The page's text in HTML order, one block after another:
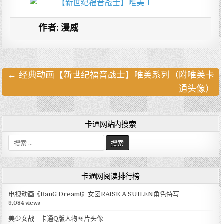
作者: 漫威
文
章
导
← 经典动画【新世纪福音战士】唯美系列（附唯美卡
通头像）
卡通网站内搜索
搜
索
:
卡通网阅读排行榜
电视动画《BanG Dream!》女团RAISE A SUILEN角色特写
9,084 views
美少女战士卡通Q版人物图片头像